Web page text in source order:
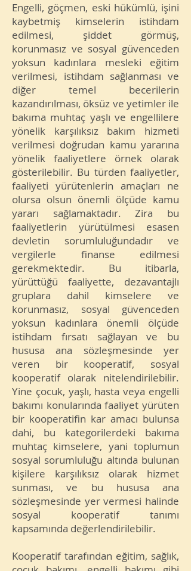
Engelli, göçmen, eski hükümlü, işini
kaybetmiş kimselerin istihdam
edilmesi, şiddet görmüş,
korunmasız ve sosyal güvenceden
yoksun kadınlara mesleki eğitim
verilmesi, istihdam sağlanması ve
diğer temel becerilerin
kazandırılması, öksüz ve yetimler ile
bakıma muhtaç yaşlı ve engellilere
yönelik karşılıksız bakım hizmeti
verilmesi doğrudan kamu yararına
yönelik faaliyetlere örnek olarak
gösterilebilir. Bu türden faaliyetler,
faaliyeti yürütenlerin amaçları ne
olursa olsun önemli ölçüde kamu
yararı sağlamaktadır. Zira bu
faaliyetlerin yürütülmesi esasen
devletin sorumluluğundadır ve
vergilerle finanse edilmesi
gerekmektedir. Bu itibarla,
yürüttüğü faaliyette, dezavantajlı
gruplara dahil kimselere ve
korunmasız, sosyal güvenceden
yoksun kadınlara önemli ölçüde
istihdam fırsatı sağlayan ve bu
hususa ana sözleşmesinde yer
veren bir kooperatif, sosyal
kooperatif olarak nitelendirilebilir.
Yine çocuk, yaşlı, hasta veya engelli
bakımı konularında faaliyet yürüten
bir kooperatifin kar amacı bulunsa
dahi, bu kategorilerdeki bakıma
muhtaç kimselere, yani toplumun
sosyal sorumluluğu altında bulunan
kişilere karşılıksız olarak hizmet
sunması, ve bu hususa ana
sözleşmesinde yer vermesi halinde
sosyal kooperatif tanımı
kapsamında değerlendirilebilir.
Kooperatif tarafından eğitim, sağlık,